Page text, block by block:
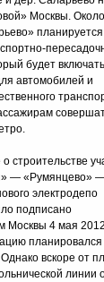
Москвы. Около
планируется
будет
автомобилей и
строительстве
— «Румянцево»
электродепо
подписано
Москвы 4 мая 2012
планировался
вскоре от
линии